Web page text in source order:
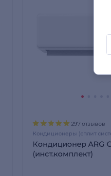
297 отзывов
Кондиционеры (сплит
Кондиционер ARG
(инст.комплект)